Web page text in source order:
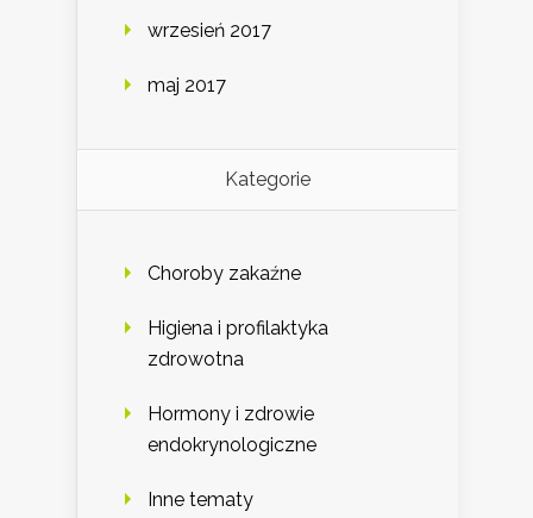
wrzesień 2017
maj 2017
Kategorie
Choroby zakaźne
Higiena i profilaktyka
zdrowotna
Hormony i zdrowie
endokrynologiczne
Inne tematy